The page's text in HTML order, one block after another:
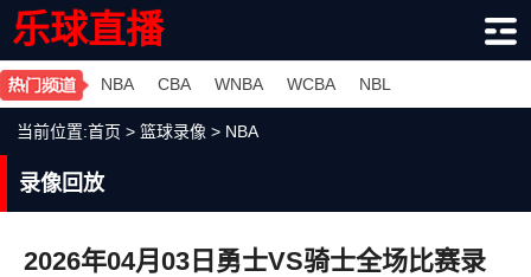
乐球直播
NBA CBA WNBA WCBA NBL
当前位置:首页 > 篮球录像 > NBA
录像回放
2026年04月03日勇士VS骑士全场比赛录